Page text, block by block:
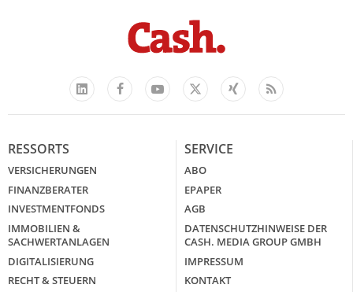
LinkedIn
FacebookYouTube
X
Xing Feed
RESSORTS
VERSICHERUNGEN
FINANZBERATER
INVESTMENTFONDS
IMMOBILIEN &
SACHWERTANLAGEN
DIGITALISIERUNG
RECHT & STEUERN
SERVICE
ABO
EPAPER
AGB
DATENSCHUTZHINWEISE DER
CASH. MEDIA GROUP GMBH
IMPRESSUM
KONTAKT